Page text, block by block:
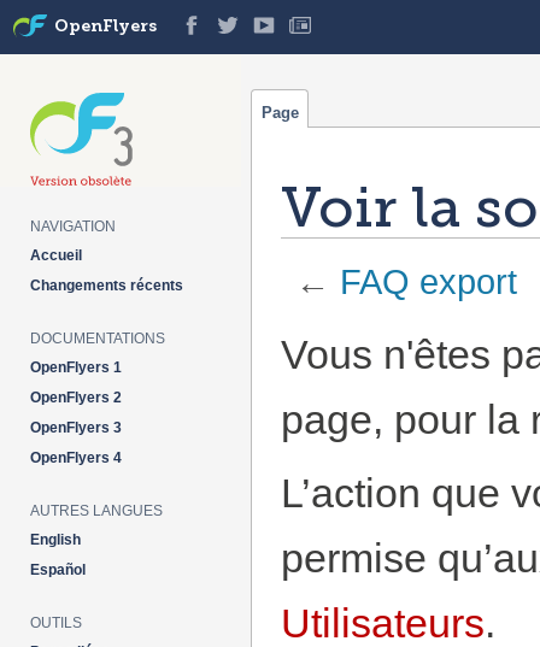
Voir la
← FAQ export
Vous n'êtes
page, pour la
L’action que
permise
Utilisateurs.
Page
OpenFlyers
NAVIGATION
Accueil
Changements récents
DOCUMENTATIONS
OpenFlyers 1
OpenFlyers 2
OpenFlyers 3
OpenFlyers 4
AUTRES LANGUES
English
Español
OUTILS